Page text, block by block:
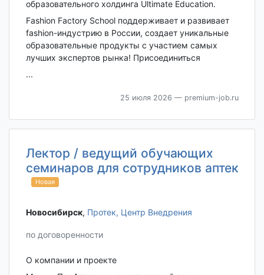
образовательного холдинга Ultimate Education.
Fashion Factory School поддерживает и развивает
fashion-индустрию в России, создает уникальные
образовательные продукты с участием самых
лучших экспертов рынка! Присоединиться
...
25 июля 2026 — premium-job.ru
Лектор / ведущий обучающих
семинаров для сотрудников аптек
Новая
Новосибирск‎, Протек, Центр Внедрения
по договоренности
О компании и проекте